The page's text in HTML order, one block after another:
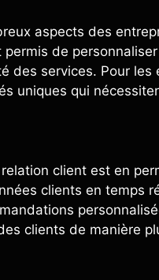
aspects des
de
des services. Pour
uniques qui
client est en
clients en temps
clients de manière